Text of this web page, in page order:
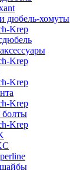
дюбель-хомуты
Krep
Krep
Krep
Krep
Krep